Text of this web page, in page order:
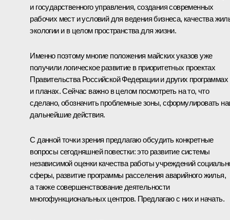
и государственного управления, создания современных
рабочих мест и условий для ведения бизнеса, качества
экологии и в целом пространства для жизни.
Именно поэтому многие положения майских указов уже
получили логическое развитие в приоритетных проектах
Правительства Российской Федерации и других программах
и планах. Сейчас важно в целом посмотреть на то, что
сделано, обозначить проблемные зоны, сформулировать
дальнейшие действия.
С данной точки зрения предлагаю обсудить конкретные
вопросы сегодняшней повестки: это развитие системы
независимой оценки качества работы учреждений
сферы, развитие программы расселения аварийного жилья,
а также совершенствование деятельности
многофункциональных центров. Предлагаю с них и начать.